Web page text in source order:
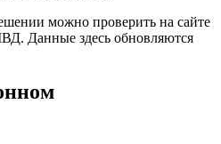
можно проверить на сайте
Данные здесь обновляются